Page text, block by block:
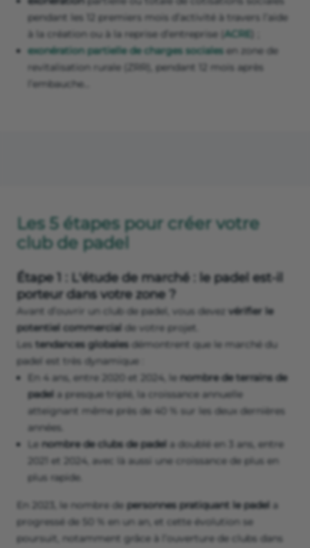
pendant les 12 premiers mois d’activité à travers l’aide
à la création ou à la reprise d’entreprise (ACRE
exonération partielle de charges sociales en zone de
revitalisation rurale (ZRR), pendant 12 mois après
l’embauche...
Les 5 étapes pour créer votre
club de padel
Étape 1 : L'étude de marché : le padel est-il
porteur dans votre zone ?
Avant d’ouvrir un club de padel, vous devez vérifier le
potentiel commercial de votre projet.
Les tendances globales démontrent que le marché du
padel est très dynamique :
En 4 ans, entre 2020 et 2024, le nombre de terrains de
padel a presque triplé, la croissance annuelle
atteignant même près de 40 % sur les deux dernières
années.
Le nombre de clubs de padel a doublé en 3 ans, entre
2021 et 2024, avec là aussi une croissance de plus en
plus rapide.
En 2023, le nombre de personnes pratiquant le padel a
progressé de 50 % en un an, et cette évolution se
poursuit, notamment grâce à l’ouverture de clubs dans